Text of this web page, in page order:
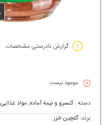
گزارش نادرستی مشخصات
موجود نیست
دسته :کنسرو و نیمه آماده,مواد غذایی
برند:گلچین خزر